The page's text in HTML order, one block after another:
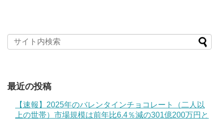
最近の投稿
【速報】2025年のバレンタインチョコレート（二人以
上の世帯）市場規模は前年比6.4％減の301億200万円と